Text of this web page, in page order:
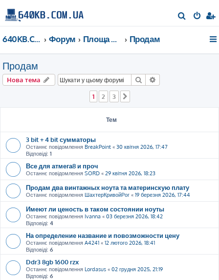
о
640KB.COM.UA Форум Площа Ринок Продам
Продам
Нова тема Пошук
1 2 3
Тем
3 bit + 4 bit сумматоры
Останнє повідомлення BreakPoint « 30 квітня 2026, 17:47
Відповіді: 1
Все для атмега8 и проч
Останнє повідомлення SORD « 29 квітня 2026, 18:23
Продам два винтажных ноута та материнскую плату
Останнє повідомлення ШахтерКривойРог « 19 березня 2026, 17:44
Имеют ли ценость в таком состоянии ноуты
Останнє повідомлення Ivanna « 03 березня 2026, 18:42
Відповіді: 4
На определение название и повозможности цену
Останнє повідомлення A4241 « 12 лютого 2026, 18:41
Відповіді: 6
Ddr3 8gb 1600 rzx
Останнє повідомлення Lordasus « 02 грудня 2025, 21:19
Відповіді: 6